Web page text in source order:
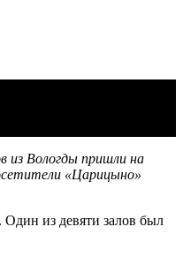
из Вологды пришли на
«Царицыно»
Один из девяти залов был